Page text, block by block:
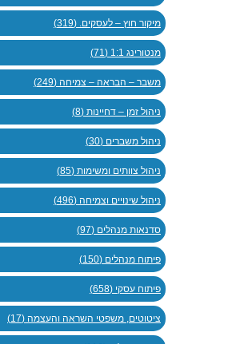
מיקור חוץ – לעסקים. (319)
מנטורינג 1:1 (71)
משבר – הבראה – צמיחה (249)
ניהול זמן – דחיינות (8)
ניהול משברים (30)
ניהול צוותים ומשימות (85)
ניהול שינויים וצמיחה (496)
סדנאות מנהלים (97)
פיתוח מנהלים (150)
פיתוח עסקי (658)
ציטוטים, משפטי השראה והעצמה (17)